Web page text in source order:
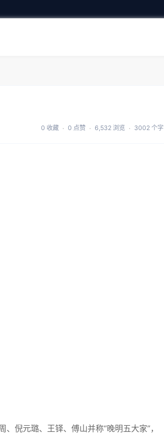
0 收藏 0 点赞 6,532 浏览 3002 个字
倪元璐、王铎、傅山并称“晚明五大家”，